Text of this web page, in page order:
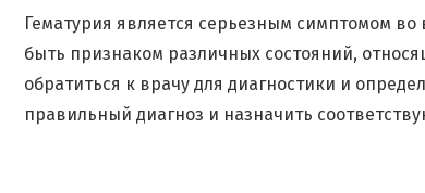
Гематурия является серьезным симптомом
быть признаком различных состояний,
обратиться к врачу для диагностики и
правильный диагноз и назначить